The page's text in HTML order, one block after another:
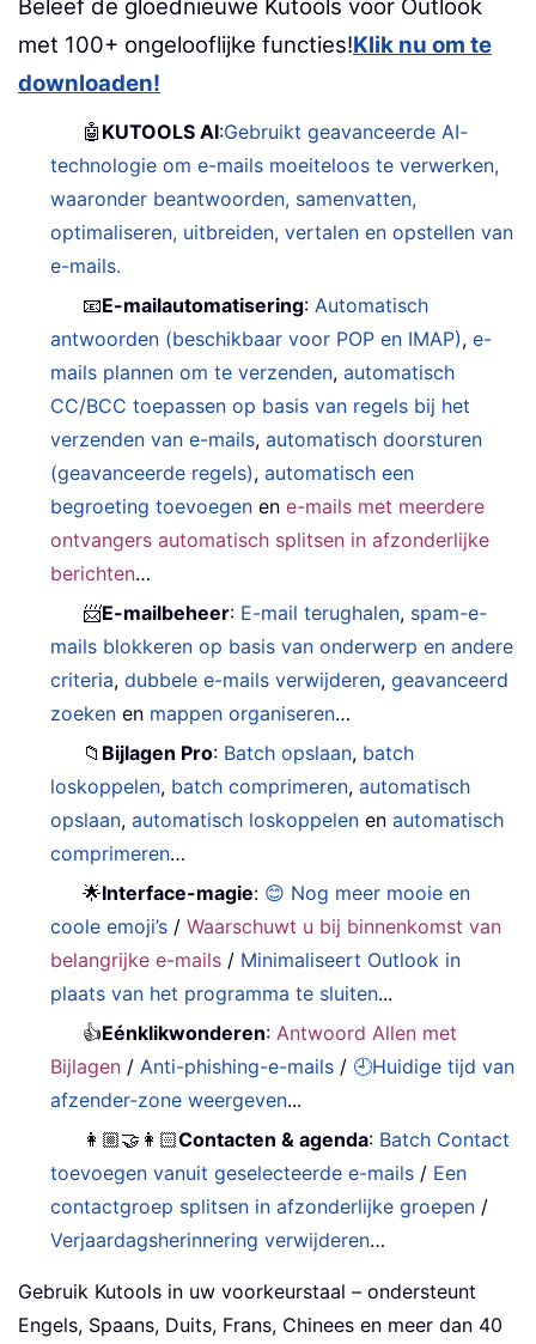
Beleef de gloednieuwe Kutools voor Outlook
met 100+ ongelooflijke functies!Klik nu om te
downloaden!
🤖 KUTOOLS AI:Gebruikt geavanceerde AI-
technologie om e-mails moeiteloos te verwerken,
waaronder beantwoorden, samenvatten,
optimaliseren, uitbreiden, vertalen en opstellen van
e-mails.
📧E-mailautomatisering: Automatisch
antwoorden (beschikbaar voor POP en IMAP),e-
mails plannen om te verzenden,automatisch
CC/BCC toepassen op basis van regels bij het
verzenden van e-mails,automatisch doorsturen
(geavanceerde regels),automatisch een
begroeting toevoegen ene-mails met meerdere
ontvangers automatisch splitsen in afzonderlijke
berichten…
📨E-mailbeheer: E-mail terughalen, spam-e-
mails blokkeren op basis van onderwerp en andere
criteria,dubbele e-mails verwijderen,geavanceerd
zoeken en mappen organiseren…
📁 Bijlagen Pro: Batch opslaan, batch
loskoppelen, batch comprimeren,automatisch
opslaan,automatisch loskoppelen enautomatisch
comprimeren…
🌟Interface-magie: 😊 Nog meer mooie en
coole emoji’s /Waarschuwt u bij binnenkomst van
belangrijke e-mails / Minimaliseert Outlook in
plaats van het programma te sluiten...
👍Eénklikwonderen: Antwoord Allen met
Bijlagen / Anti-phishing-e-mails / 🕘Huidige tijd van
afzender-zone weergeven...
👩🏼‍🤝‍👩🏻Contacten & agenda: Batch Contact
toevoegen vanuit geselecteerde e-mails / Een
contactgroep splitsen in afzonderlijke groepen /
Verjaardagsherinnering verwijderen…
Gebruik Kutools in uw voorkeurstaal – ondersteunt
Engels, Spaans, Duits, Frans, Chinees en meer dan 40